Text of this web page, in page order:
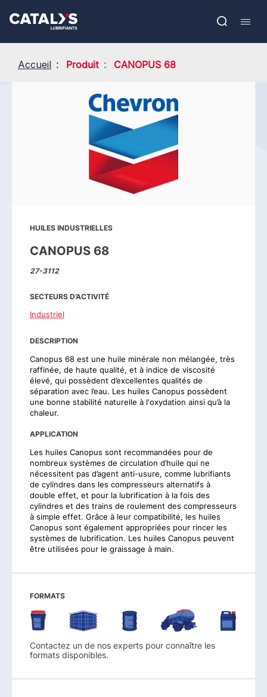
contenu
Open
EN
Accueil Produit CANOPUS 68
HUILES INDUSTRIELLES
CANOPUS 68
27-3112
SECTEURS D’ACTIVITÉ
Industriel
DESCRIPTION
Canopus 68 est une huile minérale non mélangée, très
raffinée, de haute qualité, et à indice de viscosité
élevé, qui possèdent d’excellentes qualités de
séparation avec l’eau. Les huiles Canopus possèdent
une bonne stabilité naturelle à l'oxydation ainsi qu’à la
chaleur.
APPLICATION
Les huiles Canopus sont recommandées pour de
nombreux systèmes de circulation d’huile qui ne
nécessitent pas d’agent anti-usure, comme lubrifiants
de cylindres dans les compresseurs alternatifs à
double effet, et pour la lubrification à la fois des
cylindres et des trains de roulement des compresseurs
à simple effet. Grâce à leur compatibilité, les huiles
Canopus sont également appropriées pour rincer les
systèmes de lubrification. Les huiles Canopus peuvent
être utilisées pour le graissage à main.
FORMATS
Contactez un de nos experts pour connaître les
formats disponibles.